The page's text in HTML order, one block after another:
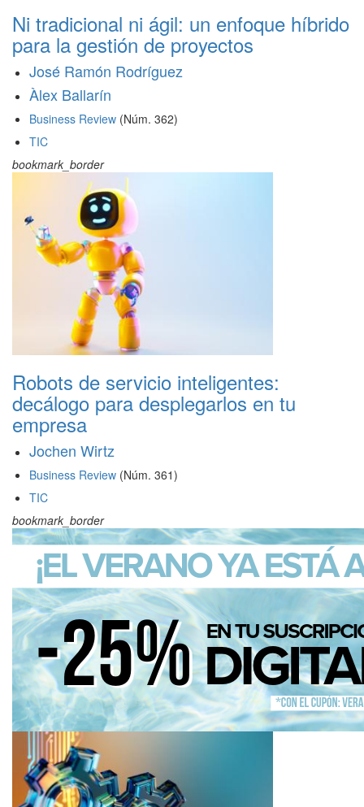
Ni tradicional ni ágil: un enfoque híbrido
para la gestión de proyectos
José Ramón Rodríguez
Àlex Ballarín
Business Review (Núm. 362)
TIC
bookmark_border
Robots de servicio inteligentes:
decálogo para desplegarlos en tu
empresa
Jochen Wirtz
Business Review (Núm. 361)
TIC
bookmark_border